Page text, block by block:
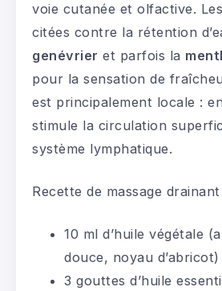
voie cutanée et olfactive.
citées contre la rétention
genévrier et parfois la
pour la sensation de
est principalement locale :
stimule la circulation
système lymphatique.
Recette de massage drainant
10 ml d’huile végétale
douce, noyau d’abricot)
3 gouttes d’huile